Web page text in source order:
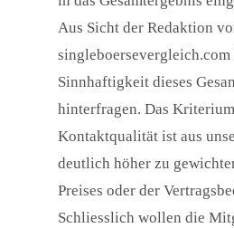
Aus Sicht der Redaktion
singleboersevergleich.com
Sinnhaftigkeit dieses
hinterfragen. Das
Kontaktqualität ist aus
deutlich höher zu
Preises oder der
Schliesslich wollen die